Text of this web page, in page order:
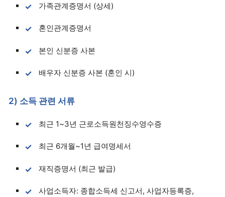
가족관계증명서 (상세)
혼인관계증명서
본인 신분증 사본
배우자 신분증 사본 (혼인 시)
2) 소득 관련 서류
최근 1~3년 근로소득원천징수영수증
최근 6개월~1년 급여명세서
재직증명서 (최근 발급)
사업소득자: 종합소득세 신고서, 사업자등록증,